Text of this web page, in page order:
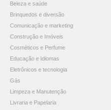
Beleza e saúde
Brinquedos e diversão
Comunicação e marketing
Construção e Imóveis
Cosméticos e Perfume
Educação e Idiomas
Eletrônicos e tecnologia
Gás
Limpeza e Manutenção
Livraria e Papelaria